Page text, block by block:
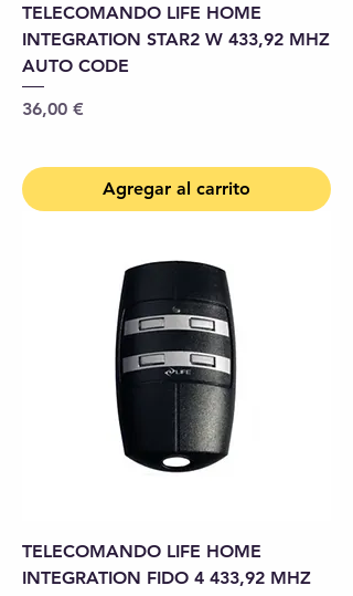
TELECOMANDO LIFE HOME
INTEGRATION STAR2 W 433,92 MHZ
AUTO CODE
Precio
36,00 €
Agregar al carrito
TELECOMANDO LIFE HOME
INTEGRATION FIDO 4 433,92 MHZ